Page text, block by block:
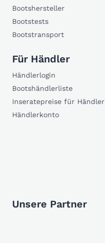
Bootshersteller
Bootstests
Bootstransport
Für Händler
Händlerlogin
Bootshändlerliste
Inseratepreise für Händler
Händlerkonto
Unsere Partner